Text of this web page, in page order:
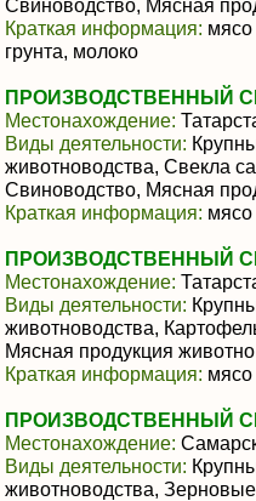
Свиноводство, Мясная
Краткая информация: мясо
грунта, молоко
ПРОИЗВОДСТВЕННЫЙ
Местонахождение:
Виды деятельности:
животноводства, Свекла
Свиноводство, Мясная
Краткая информация: мясо
ПРОИЗВОДСТВЕННЫЙ
Местонахождение:
Виды деятельности:
животноводства,
Мясная продукция
Краткая информация: мясо
ПРОИЗВОДСТВЕННЫЙ
Местонахождение:
Виды деятельности:
животноводства,